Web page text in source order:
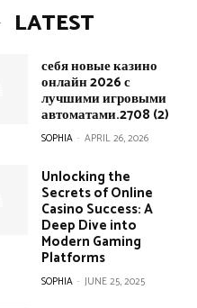
LATEST
себя новые казино
онлайн 2026 с
лучшими игровыми
автоматами.2708 (2)
SOPHIA - APRIL 26, 2026
Unlocking the
Secrets of Online
Casino Success: A
Deep Dive into
Modern Gaming
Platforms
SOPHIA - JUNE 25, 2025